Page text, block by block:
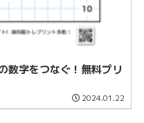
数字をつなぐ！無料プリ
2024.01.22